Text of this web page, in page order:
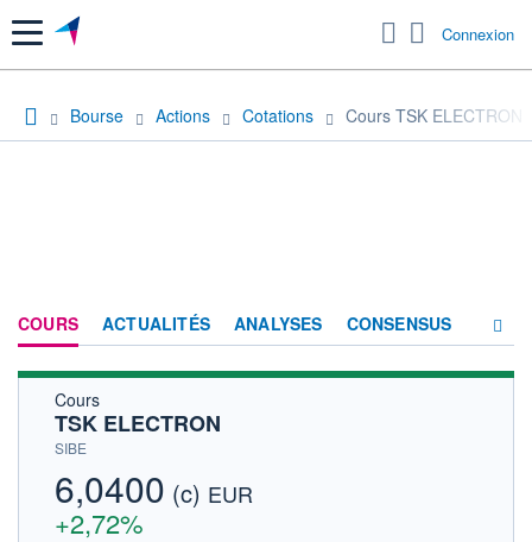
Menu Connexion
Bourse Actions Cotations Cours TSK ELECTRON
COURS ACTUALITÉS ANALYSES CONSENSUS
Cours
TSK ELECTRON
SIBE
6,0400 (c) EUR
+2,72%